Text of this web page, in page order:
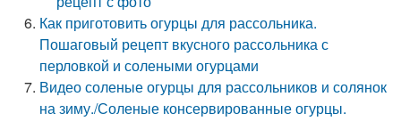
Как приготовить огурцы для рассольника.
Пошаговый рецепт вкусного рассольника с
перловкой и солеными огурцами
Видео соленые огурцы для рассольников и солянок
на зиму./Соленые консервированные огурцы.